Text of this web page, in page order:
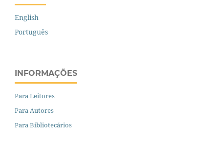
English
Português
INFORMAÇÕES
Para Leitores
Para Autores
Para Bibliotecários